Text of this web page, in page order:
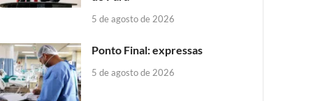
5 de agosto de 2026
Ponto Final: expressas
5 de agosto de 2026